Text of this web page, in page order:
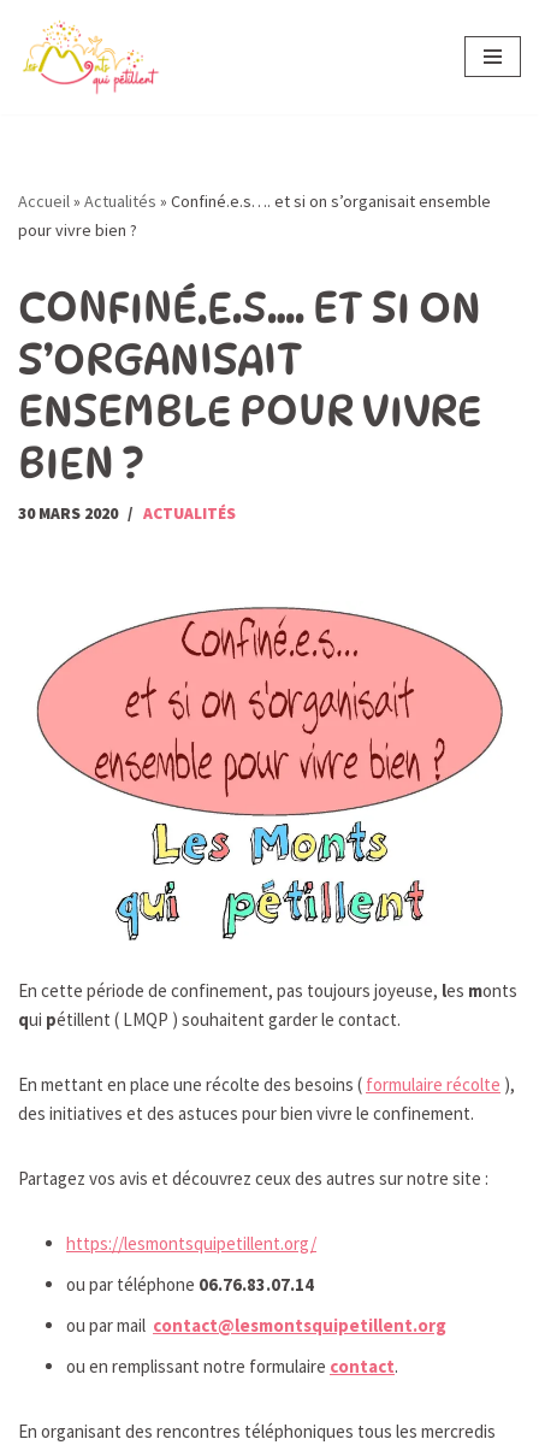
Aller
Accueil» Actualités » Confiné.e.s…. et si on s’organisait ensemble
pour vivre bien ?
CONFINÉ.E.S…. ET SI ON
S’ORGANISAIT
ENSEMBLE POUR VIVRE
BIEN ?
30 MARS 2020 ACTUALITÉS
En cette période de confinement, pas toujours joyeuse, les monts
qui pétillent ( LMQP ) souhaitent garder le contact.
En mettant en place une récolte des besoins ( formulaire récolte ),
des initiatives et des astuces pour bien vivre le confinement.
Partagez vos avis et découvrez ceux des autres sur notre site :
https://lesmontsquipetillent.org/
ou par téléphone 06.76.83.07.14
ou par mail contact@lesmontsquipetillent.org
ou en remplissant notre formulaire contact.
En organisant des rencontres téléphoniques tous les mercredis